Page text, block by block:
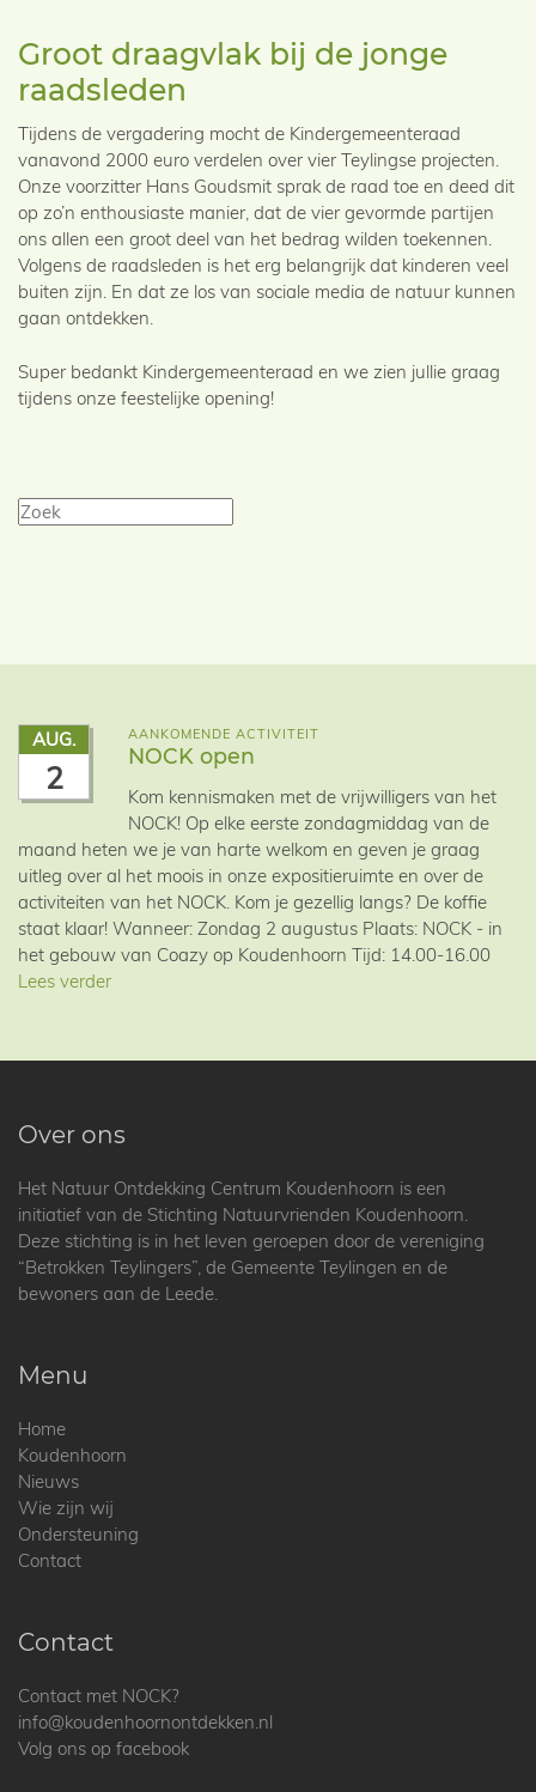
Groot draagvlak bij de jonge
raadsleden
Tijdens de vergadering mocht de Kindergemeenteraad
vanavond 2000 euro verdelen over vier Teylingse projecten.
Onze voorzitter Hans Goudsmit sprak de raad toe en deed dit
op zo’n enthousiaste manier, dat de vier gevormde partijen
ons allen een groot deel van het bedrag wilden toekennen.
Volgens de raadsleden is het erg belangrijk dat kinderen veel
buiten zijn. En dat ze los van sociale media de natuur kunnen
gaan ontdekken.
Super bedankt Kindergemeenteraad en we zien jullie graag
tijdens onze feestelijke opening!
AUG.
2
AANKOMENDE ACTIVITEIT
NOCK open
Kom kennismaken met de vrijwilligers van het
NOCK! Op elke eerste zondagmiddag van de
maand heten we je van harte welkom en geven je graag
uitleg over al het moois in onze expositieruimte en over de
activiteiten van het NOCK. Kom je gezellig langs? De koffie
staat klaar! Wanneer: Zondag 2 augustus Plaats: NOCK - in
het gebouw van Coazy op Koudenhoorn Tijd: 14.00-16.00
Lees verder
Over ons
Het Natuur Ontdekking Centrum Koudenhoorn is een
initiatief van de Stichting Natuurvrienden Koudenhoorn.
Deze stichting is in het leven geroepen door de vereniging
“Betrokken Teylingers”, de Gemeente Teylingen en de
bewoners aan de Leede.
Menu
Home
Koudenhoorn
Nieuws
Wie zijn wij
Ondersteuning
Contact
Contact
Contact met NOCK?
info@koudenhoornontdekken.nl
Volg ons op facebook